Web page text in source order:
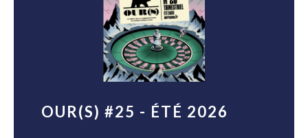
OUR(S) #25 - ÉTÉ 2026